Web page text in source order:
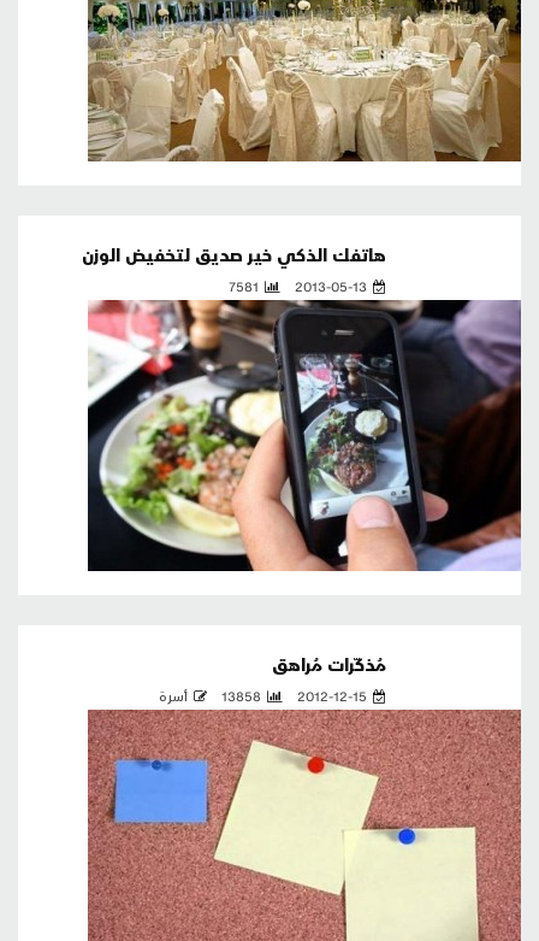
هاتفك الذكي خير صديق لتخفيض الوزن
2013-05-13
7581
مُذكّرات مُراهق
2012-12-15
13858 أسرة